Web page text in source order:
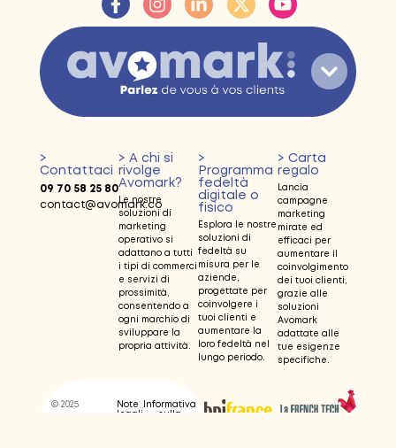
>
Contattaci
09 70 58 25 80
contact@avomark.co
> A chi si
rivolge
Avomark?
Le nostre
soluzioni di
marketing
operativo si
adattano a tutti
i tipi di commerci
e servizi di
prossimità,
consentendo a
ogni marchio di
sviluppare la
propria attività.
>
Programma
fedeltà
digitale o
fisico
Esplora le nostre
soluzioni di
fedeltà su
misura per le
aziende,
progettate per
coinvolgere i
tuoi clienti e
aumentare la
loro fedeltà nel
lungo periodo.
> Carta
regalo
Lancia
campagne
marketing
mirate ed
efficaci per
aumentare il
coinvolgimento
dei tuoi clienti,
grazie alle
soluzioni
Avomark
adattate alle
tue esigenze
specifiche.
© 2025
Note
legali
Informativa
sulla